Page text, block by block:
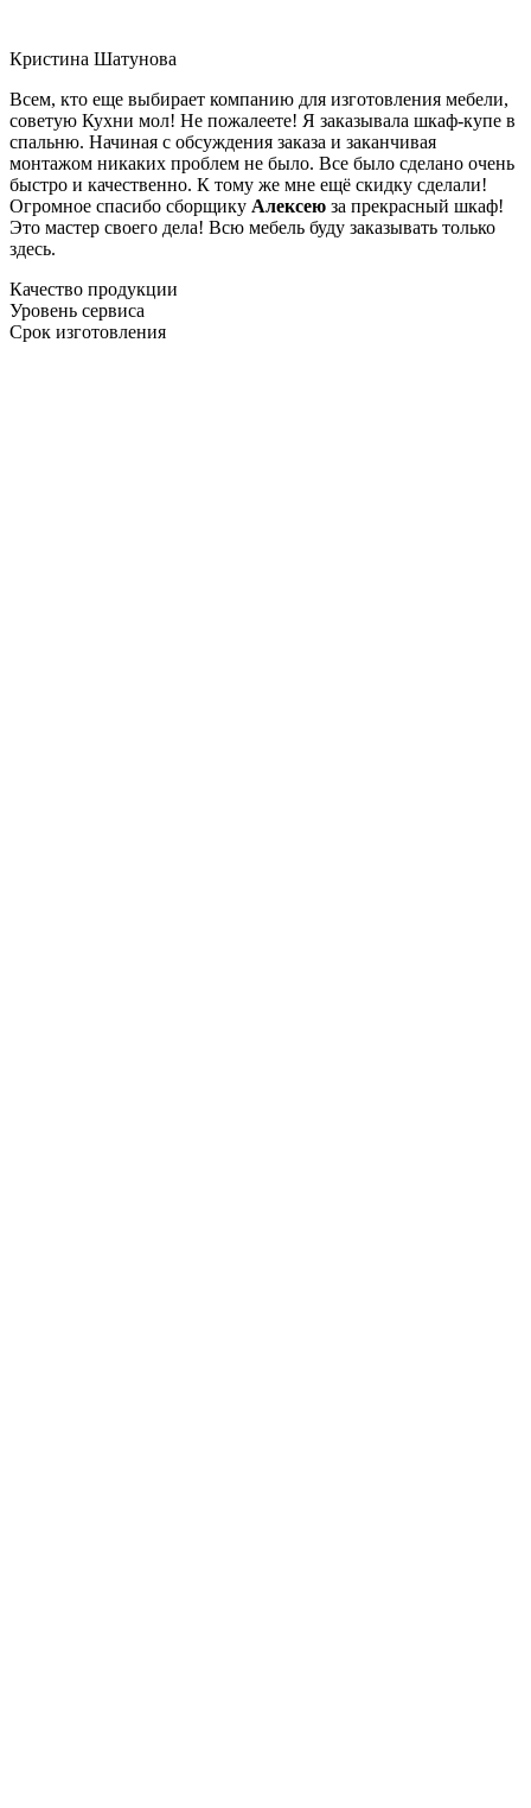
Кристина Шатунова
Всем, кто еще выбирает компанию для изготовления мебели,
советую Кухни мол! Не пожалеете! Я заказывала шкаф-купе в
спальню. Начиная с обсуждения заказа и заканчивая
монтажом никаких проблем не было. Все было сделано очень
быстро и качественно. К тому же мне ещё скидку сделали!
Огромное спасибо сборщику Алексею за прекрасный шкаф!
Это мастер своего дела! Всю мебель буду заказывать только
здесь.
Качество продукции
Уровень сервиса
Срок изготовления